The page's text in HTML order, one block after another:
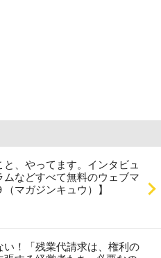
、やってます。インタビュ
ムなどすべて無料のウェブマ
マガジンキュウ）】
い！「残業代請求は、権利の